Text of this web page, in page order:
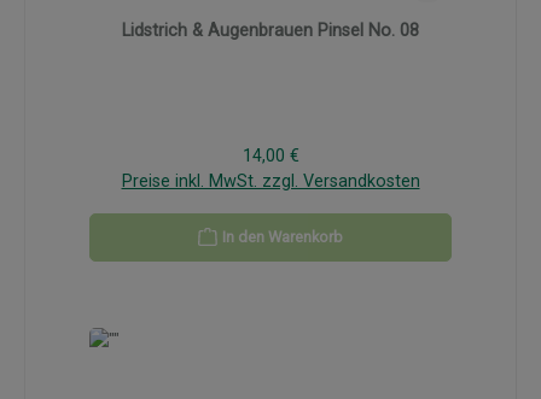
Lidstrich & Augenbrauen Pinsel No. 08
Regulärer Preis:
14,00 €
Preise inkl. MwSt. zzgl. Versandkosten
In den Warenkorb